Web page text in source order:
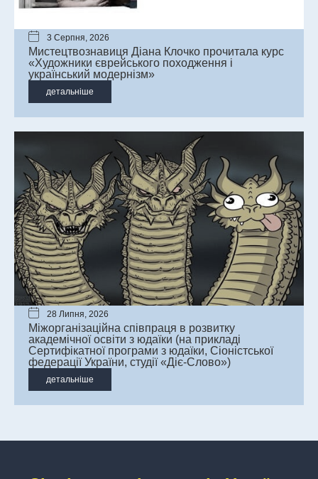
3 Серпня, 2026
Мистецтвознавиця Діана Клочко прочитала курс
«Художники єврейського походження і
український модернізм»
детальніше
28 Липня, 2026
Міжорганізаційна співпраця в розвитку
академічної освіти з юдаїки (на прикладі
Сертифікатної програми з юдаїки, Сіоністської
федерації України, студії «Діє-Слово»)
детальніше